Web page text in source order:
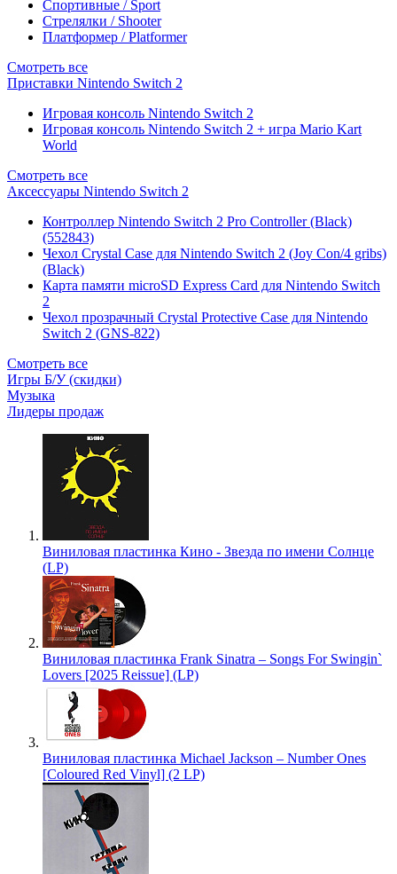
Спортивные / Sport
Стрелялки / Shooter
Платформер / Platformer
Смотреть все
Приставки Nintendo Switch 2
Игровая консоль Nintendo Switch 2
Игровая консоль Nintendo Switch 2 + игра Mario Kart
World
Смотреть все
Аксессуары Nintendo Switch 2
Контроллер Nintendo Switch 2 Pro Controller (Black)
(552843)
Чехол Сrystal Сase для Nintendo Switch 2 (Joy Con/4 gribs)
(Black)
Карта памяти microSD Express Card для Nintendo Switch
2
Чехол прозрачный Crystal Protective Case для Nintendo
Switch 2 (GNS-822)
Смотреть все
Игры Б/У (скидки)
Музыка
Лидеры продаж
Виниловая пластинка Кино - Звезда по имени Солнце
(LP)
Виниловая пластинка Frank Sinatra – Songs For Swingin`
Lovers [2025 Reissue] (LP)
Виниловая пластинка Michael Jackson – Number Ones
[Coloured Red Vinyl] (2 LP)